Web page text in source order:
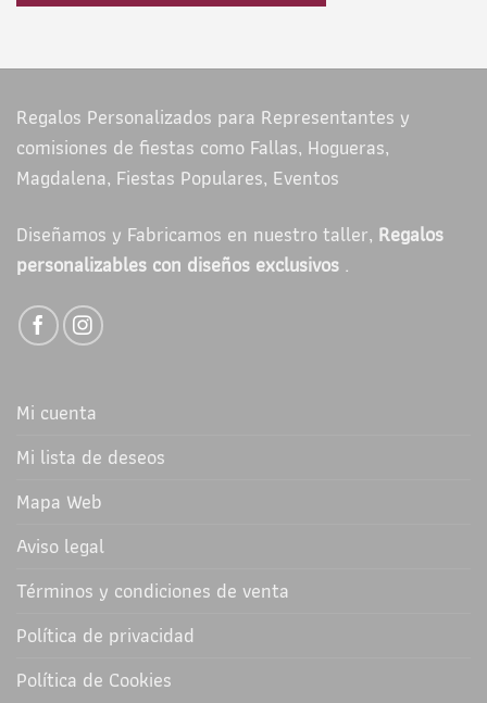
Regalos Personalizados para Representantes y
comisiones de fiestas como Fallas, Hogueras,
Magdalena, Fiestas Populares, Eventos
Diseñamos y Fabricamos en nuestro taller, Regalos
personalizables con diseños exclusivos .
Mi cuenta
Mi lista de deseos
Mapa Web
Aviso legal
Términos y condiciones de venta
Política de privacidad
Política de Cookies